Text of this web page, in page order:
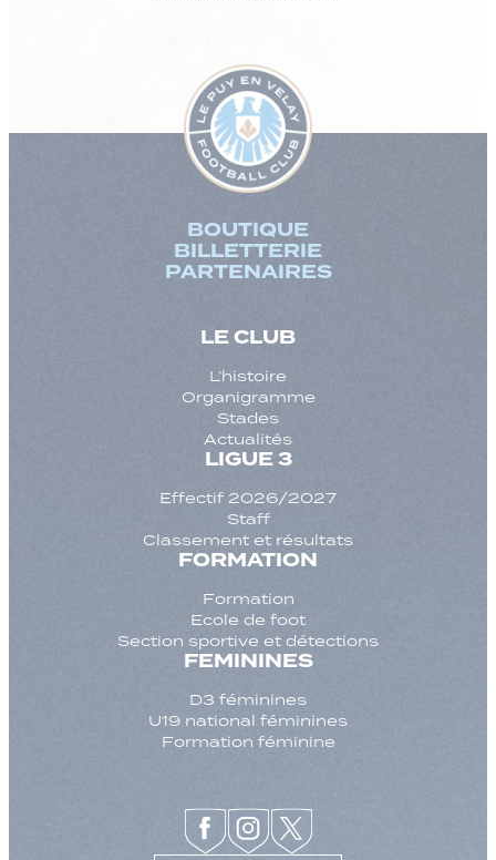
BOUTIQUE
BILLETTERIE
PARTENAIRES
LE CLUB
L’histoire
Organigramme
Stades
Actualités
LIGUE 3
Effectif 2026/2027
Staff
Classement et résultats
FORMATION
Formation
Ecole de foot
Section sportive et détections
FEMININES
D3 féminines
U19 national féminines
Formation féminine